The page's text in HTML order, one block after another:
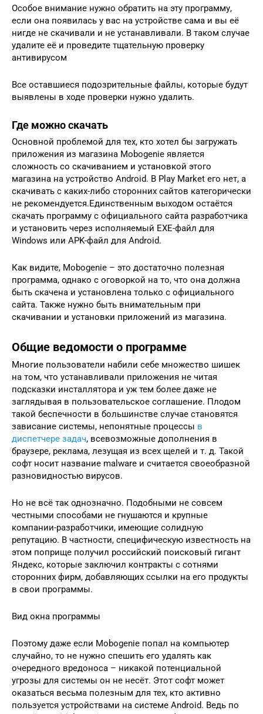
Особое внимание нужно обратить на эту программу,
если она появилась у вас на устройстве сама и вы её
нигде не скачивали и не устанавливали. В таком случае
удалите её и проведите тщательную проверку
антивирусом
Все оставшиеся подозрительные файлы, которые будут
выявлены в ходе проверки нужно удалить.
Где можно скачать
Основной проблемой для тех, кто хотел бы загружать
приложения из магазина Mobogenie является
сложность со скачиванием и установкой этого
магазина на устройство Android. В Play Market его нет, а
скачивать с каких-либо сторонних сайтов категорически
не рекомендуется.Единственным выходом остаётся
скачать программу с официального сайта разработчика
и установить через исполняемый EXE-файл для
Windows или APK-файл для Android.
Как видите, Mobogenie – это достаточно полезная
программа, однако с оговоркой на то, что она должна
быть скачена и установлена только с официального
сайта. Также нужно быть внимательным при
скачивании и установки приложений из магазина.
Общие ведомости о программе
Многие пользователи набили себе множество шишек
на том, что устанавливали приложения не читая
подсказки инсталлятора и уж тем более даже не
заглядывая в пользовательское соглашение. Плодом
такой беспечности в большинстве случае становятся
зависание системы, непонятные процессы в
диспетчере задач, всевозможные дополнения в
браузере, реклама, лезущая из всех щелей и т. д. Такой
софт носит название malware и считается своеобразной
разновидностью вирусов.
Но не всё так однозначно. Подобными не совсем
честными способами не гнушаются и крупные
компании-разработчики, имеющие солидную
репутацию. В частности, специфическую известность на
этом поприще получил российский поисковый гигант
Яндекс, которые заключил контракты с сотнями
сторонних фирм, добавляющих ссылки на его продукты
в свои программы.
Вид окна программы
Поэтому даже если Mobogenie попал на компьютер
случайно, то не нужно спешить его удалять как
очередного вредоноса – никакой потенциальной
угрозы для системы он не несёт. Этот софт может
оказаться весьма полезным для тех, кто активно
пользуется устройствами на системе Android. Ведь по